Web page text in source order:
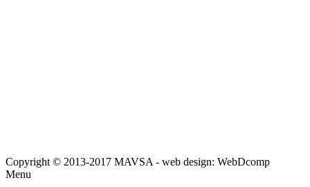
Copyright © 2013-2017 MAVSA - web design: WebDcomp
Menu